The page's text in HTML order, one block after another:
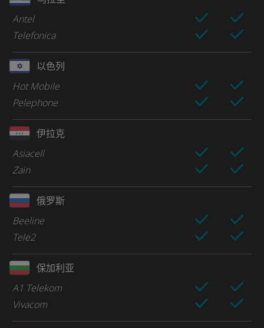
Antel
Telefonica
以色列
Hot Mobile
Pelephone
伊拉克
Asiacell
Zain
俄罗斯
Beeline
Tele2
保加利亚
A1 Telekom
Vivacom